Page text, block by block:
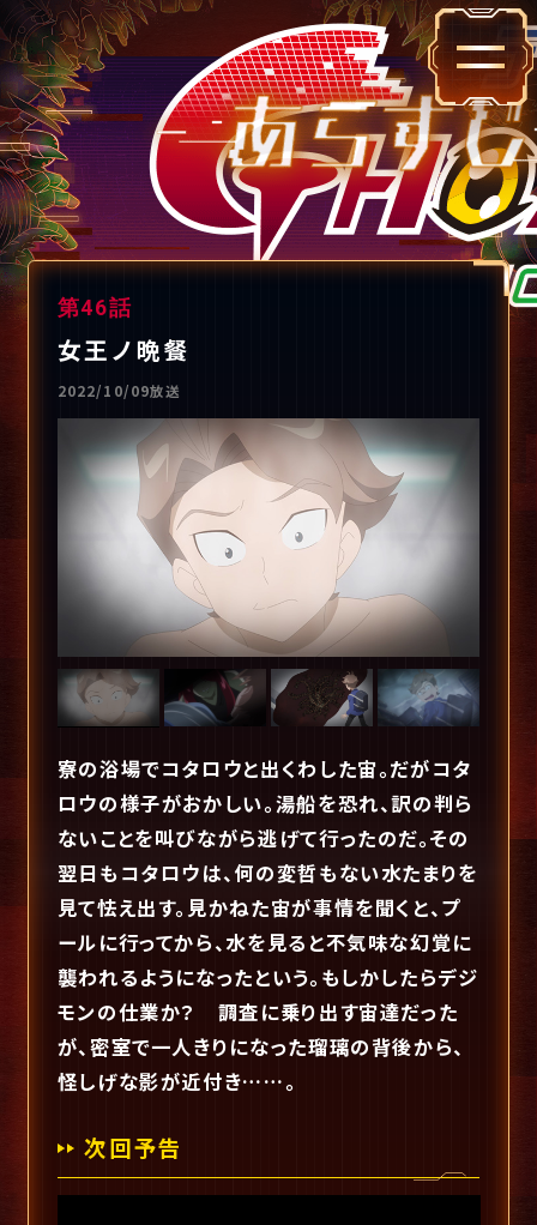
第46話
女王ノ晩餐
2022/10/09放送
寮の浴場でコタロウと出くわした宙。だがコタ
ロウの様子がおかしい。湯船を恐れ、訳の判ら
ないことを叫びながら逃げて行ったのだ。その
翌日もコタロウは、何の変哲もない水たまりを
見て怯え出す。見かねた宙が事情を聞くと、プ
ールに行ってから、水を見ると不気味な幻覚に
襲われるようになったという。もしかしたらデジ
モンの仕業か？ 調査に乗り出す宙達だった
が、密室で一人きりになった瑠璃の背後から、
怪しげな影が近付き……。
次回予告